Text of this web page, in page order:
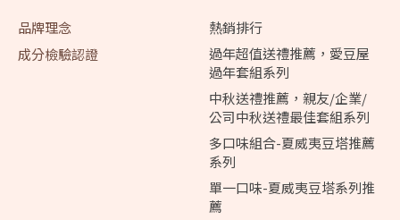
品牌理念
成分檢驗認證
熱銷排行
過年超值送禮推薦，愛豆屋
過年套組系列
中秋送禮推薦，親友/企業/
公司中秋送禮最佳套組系列
多口味組合-夏威夷豆塔推薦
系列
單一口味-夏威夷豆塔系列推
薦